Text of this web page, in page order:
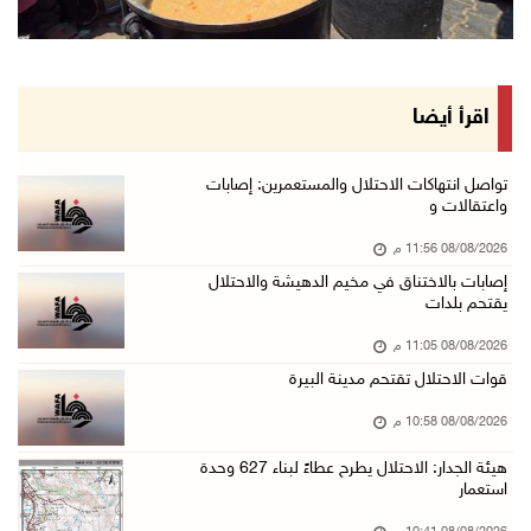
إصابات بالاختناق خلال مواجهات مع الاحتلال في ...
الاحتلال ينصب حواجز طيارة في محيط مخيم طولكرم ...
مستعمرون يهاجمون قرية أبو فلاح
مستعمرون يقتحمون بلدة بيت عور التحتا وقرية جل ...
08/آب/2026 06:39 م
الجامعة العربية الأمريكية تختتم فعاليات تخريج ...
اقرأ أيضا
تواصل انتهاكات الاحتلال والمستعمرين: إصابات
واعتقالات و
08/08/2026 11:56 م
إصابات بالاختناق في مخيم الدهيشة والاحتلال
يقتحم بلدات
08/08/2026 11:05 م
قوات الاحتلال تقتحم مدينة البيرة
08/08/2026 10:58 م
هيئة الجدار: الاحتلال يطرح عطاءً لبناء 627 وحدة
استعمار